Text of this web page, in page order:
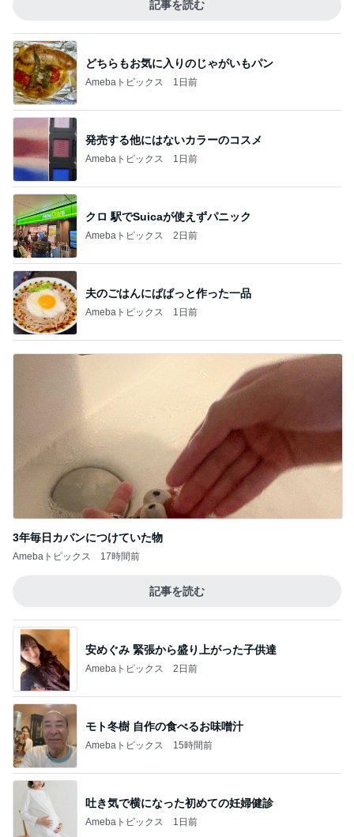
記事を読む
どちらもお気に入りのじゃがいもパン
Amebaトピックス 1日前
発売する他にはないカラーのコスメ
Amebaトピックス 1日前
クロ 駅でSuicaが使えずパニック
Amebaトピックス 2日前
夫のごはんにぱぱっと作った一品
Amebaトピックス 1日前
3年毎日カバンにつけていた物
Amebaトピックス 17時間前
記事を読む
安めぐみ 緊張から盛り上がった子供達
Amebaトピックス 2日前
モト冬樹 自作の食べるお味噌汁
Amebaトピックス 15時間前
吐き気で横になった初めての妊婦健診
Amebaトピックス 1日前